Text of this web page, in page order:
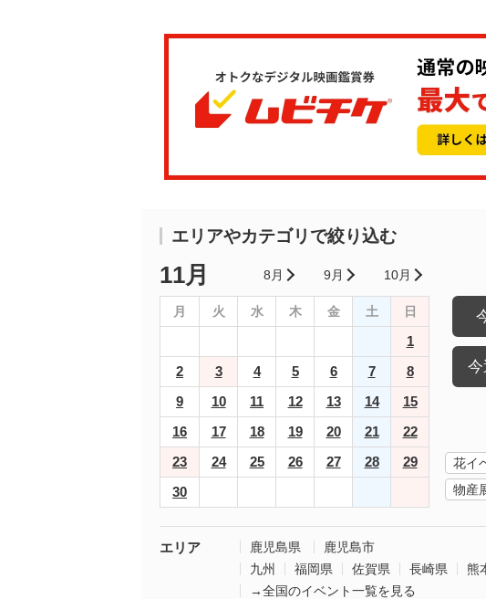
エリアやカテゴリで絞り込む
11月 8月 9月 10月
月 火 水 木 金 土 日
1
2
3 4 5 6 7
8
9
10 11 12 13 14
15
16
17 18 19 20 21
22
23
24 25 26 27 28
29
30
今
花イ
物産
エリア 鹿児島県
鹿児島市
九州
福岡県 佐賀県 長崎県 熊
→全国のイベント一覧を見る